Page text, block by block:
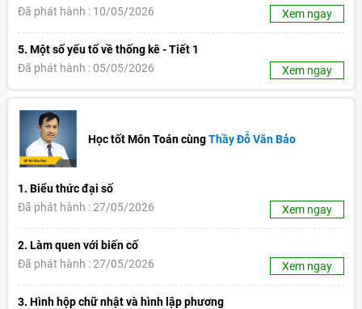
Đã phát hành : 10/05/2026
Xem ngay
5. Một số yếu tố về thống kê - Tiết 1
Đã phát hành : 05/05/2026
Xem ngay
Học tốt Môn Toán cùngThầy Đỗ Văn Bảo
1. Biểu thức đại số
Đã phát hành : 27/05/2026
Xem ngay
2. Làm quen với biến cố
Đã phát hành : 27/05/2026
Xem ngay
3. Hình hộp chữ nhật và hình lập phương